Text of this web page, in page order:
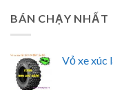
BÁN CHẠY NHẤT
Vỏ xe xúc